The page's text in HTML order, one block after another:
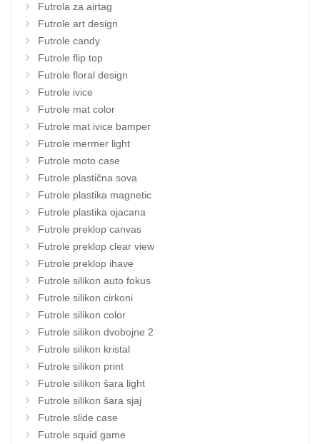
Futrola za airtag
Futrole art design
Futrole candy
Futrole flip top
Futrole floral design
Futrole ivice
Futrole mat color
Futrole mat ivice bamper
Futrole mermer light
Futrole moto case
Futrole plastična sova
Futrole plastika magnetic
Futrole plastika ojacana
Futrole preklop canvas
Futrole preklop clear view
Futrole preklop ihave
Futrole silikon auto fokus
Futrole silikon cirkoni
Futrole silikon color
Futrole silikon dvobojne 2
Futrole silikon kristal
Futrole silikon print
Futrole silikon šara light
Futrole silikon šara sjaj
Futrole slide case
Futrole squid game